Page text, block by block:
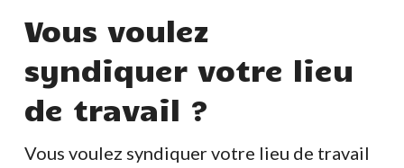
votre
lieu
de
travail
?
Vous voulez
syndiquer votre lieu
de travail ?
Vous voulez syndiquer votre lieu de travail